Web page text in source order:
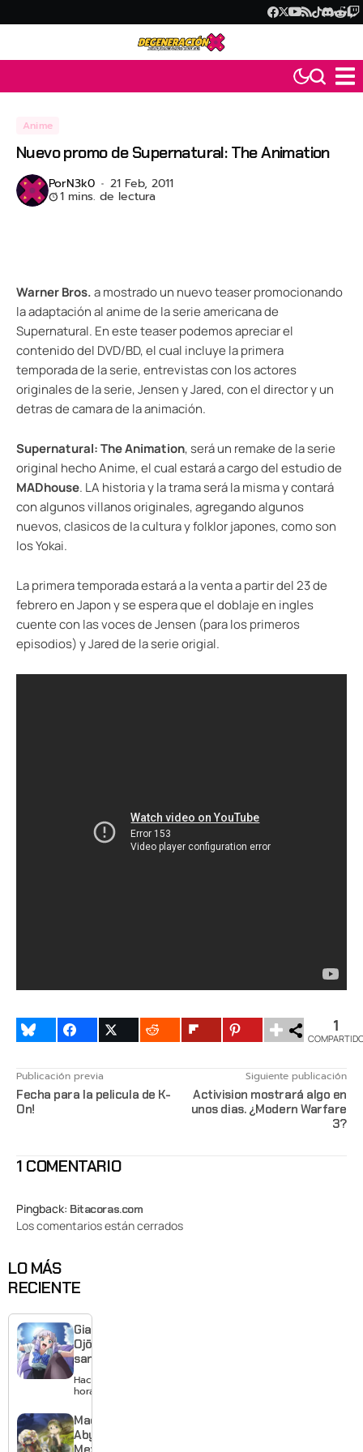
Anime
Nuevo promo de Supernatural: The Animation
PorN3k0 21 Feb, 2011
1 mins. de lectura
Warner Bros.a mostrado un nuevo teaser promocionando
la adaptación al anime de la serie americana de
Supernatural. En este teaser podemos apreciar el
contenido del DVD/BD, el cual incluye la primera
temporada de la serie, entrevistas con los actores
originales de la serie, Jensen y Jared, con el director y un
detras de camara de la animación.
Supernatural: The Animation, será un remake de la serie
original hecho Anime, el cual estará a cargo del estudio de
MADhouse. LA historia y la trama será la misma y contará
con algunos villanos originales, agregando algunos
nuevos, clasicos de la cultura y folklor japones, como son
los Yokai.
La primera temporada estará a la venta a partir del 23 de
febrero en Japon y se espera que el doblaje en ingles
cuente con las voces de Jensen (para los primeros
episodios) y Jared de la serie origial.
1
Publicación previa
Fecha para la pelicula de K-
On!
Siguiente publicación
Activision mostrará algo en
unos dias. ¿Modern Warfare
3?
1 COMENTARIO
Pingback: Bitacoras.com
Los comentarios están cerrados
LO MÁS
RECIENTE
Giant
Ojō-
sama
revela
visual y
estreno
para
enero de
Hace 21
horas
Made in
Abyss: